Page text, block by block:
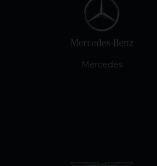
Mercedes